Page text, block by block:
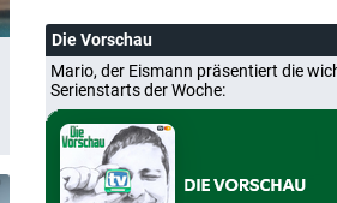
Die Vorschau
Mario, der Eismann präsentiert die
Serienstarts der Woche: